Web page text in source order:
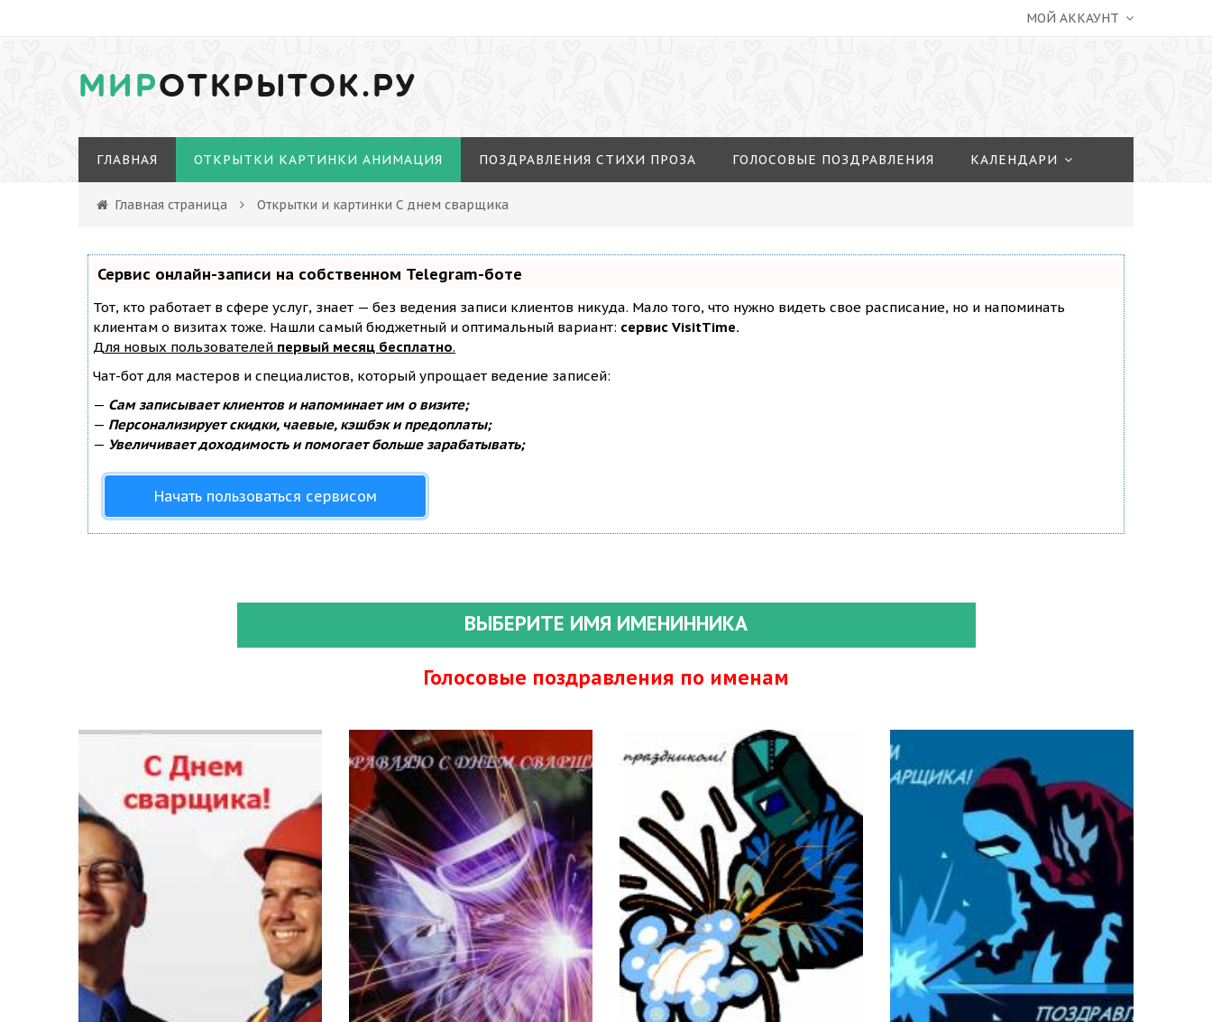
МОЙ АККАУНТ
МИРОТКРЫТОК.РУ
ГЛАВНАЯ ОТКРЫТКИ КАРТИНКИ АНИМАЦИЯ ПОЗДРАВЛЕНИЯ СТИХИ ПРОЗА ГОЛОСОВЫЕ ПОЗДРАВЛЕНИЯ КАЛЕНДАРИ
Главная страница Открытки и картинки С днем сварщика
Сервис онлайн-записи на собственном Telegram-боте
Тот, кто работает в сфере услуг, знает — без ведения записи клиентов никуда. Мало того, что нужно видеть свое расписание, но и напоминать
клиентам о визитах тоже. Нашли самый бюджетный и оптимальный вариант: сервис VisitTime.
Для новых пользователей первый месяц бесплатно.
Чат-бот для мастеров и специалистов, который упрощает ведение записей:
— Сам записывает клиентов и напоминает им о визите;
— Персонализирует скидки, чаевые, кэшбэк и предоплаты;
— Увеличивает доходимость и помогает больше зарабатывать;
Начать пользоваться сервисом
ВЫБЕРИТЕ ИМЯ ИМЕНИННИКА
Голосовые поздравления по именам